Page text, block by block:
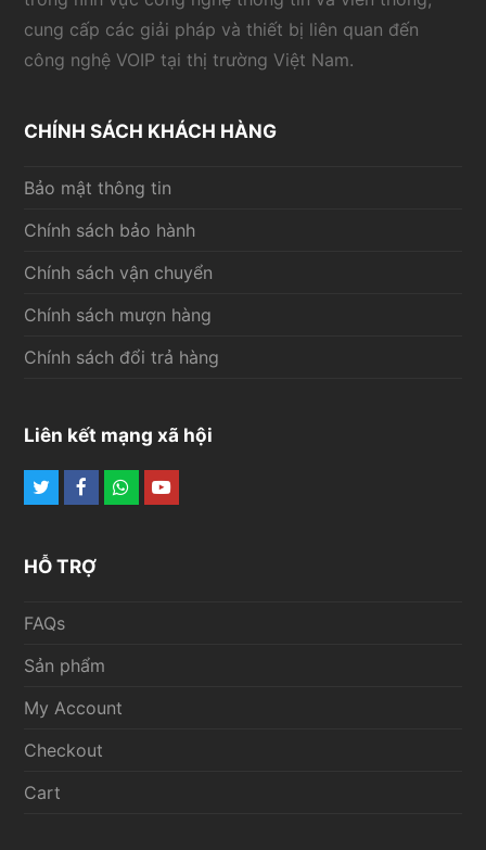
cung cấp các giải pháp và thiết bị liên quan đến
công nghệ VOIP tại thị trường Việt Nam.
CHÍNH SÁCH KHÁCH HÀNG
Bảo mật thông tin
Chính sách bảo hành
Chính sách vận chuyển
Chính sách mượn hàng
Chính sách đổi trả hàng
Liên kết mạng xã hội
TwitterFacebook
Whatsapp
Youtube
HỖ TRỢ
FAQs
Sản phẩm
My Account
Checkout
Cart